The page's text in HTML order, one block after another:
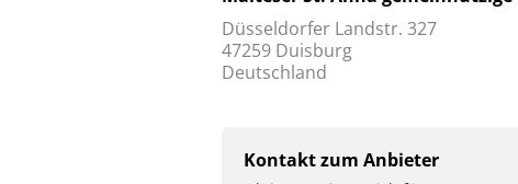
Düsseldorfer Landstr. 327
47259 Duisburg
Deutschland
Kontakt zum Anbieter